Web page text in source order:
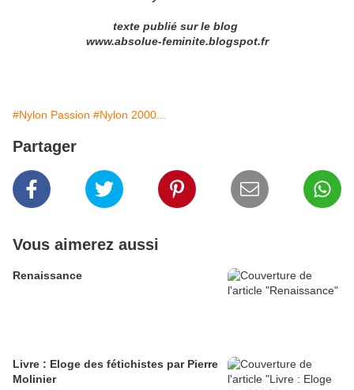
texte publié sur le blog
www.absolue-feminite.blogspot.fr
#Nylon Passion #Nylon 2000...
Partager
Vous aimerez aussi
Renaissance
Livre : Eloge des fétichistes par Pierre
Molinier